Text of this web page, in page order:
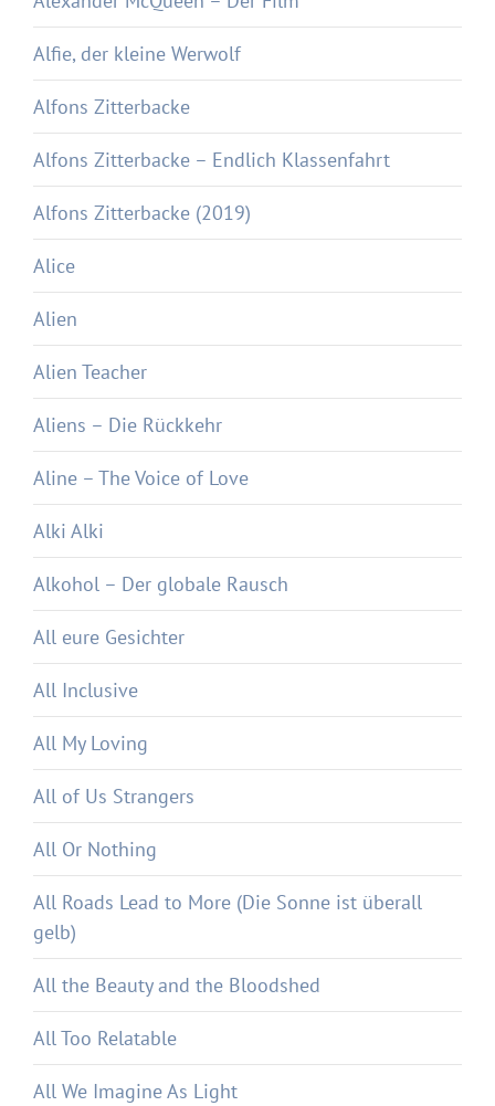
Alfie, der kleine Werwolf
Alfons Zitterbacke
Alfons Zitterbacke – Endlich Klassenfahrt
Alfons Zitterbacke (2019)
Alice
Alien
Alien Teacher
Aliens – Die Rückkehr
Aline – The Voice of Love
Alki Alki
Alkohol – Der globale Rausch
All eure Gesichter
All Inclusive
All My Loving
All of Us Strangers
All Or Nothing
All Roads Lead to More (Die Sonne ist überall
gelb)
All the Beauty and the Bloodshed
All Too Relatable
All We Imagine As Light